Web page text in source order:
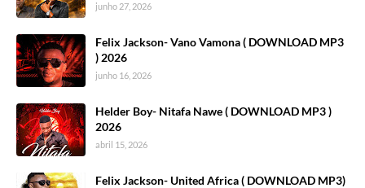
junho 27, 2026
Felix Jackson- Vano Vamona ( DOWNLOAD MP3
) 2026
junho 16, 2026
Helder Boy- Nitafa Nawe ( DOWNLOAD MP3 )
2026
abril 15, 2026
Felix Jackson- United Africa ( DOWNLOAD MP3)